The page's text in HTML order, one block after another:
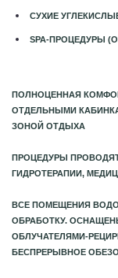
СУХИЕ
SPA-ПРОЦЕДУРЫ
ПОЛНОЦЕННАЯ
ОТДЕЛЬНЫМИ
ЗОНОЙ ОТДЫХА
ПРОЦЕДУРЫ
ГИДРОТЕРАПИИ,
ВСЕ ПОМЕЩЕНИЯ
ОБРАБОТКУ.
ОБЛУЧАТЕЛЯМИ-
БЕСПРЕРЫВНОЕ